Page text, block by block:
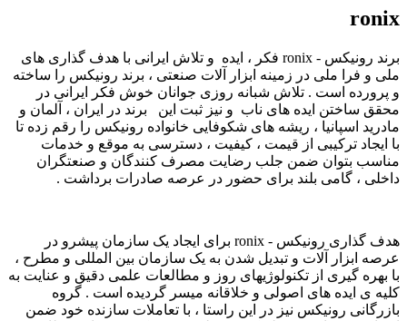
ronix
برند رونیکس - ronix فکر ، ایده و تلاش ایرانی با هدف گذاری های
ملی و فرا ملی در زمینه ابزار آلات صنعتی ، برند رونیکس را ساخته
و پرورده است . تلاش شبانه روزی جوانان خوش فکر ایرانی در
محقق ساختن ایده های ناب و نیز ثبت این برند در ایران ، آلمان و
مادرید اسپانیا ، ریشه های شکوفایی خانواده رونیکس را رقم زده تا
با ایجاد ترکیبی از قیمت ، کیفیت ، دسترسی به موقع و خدمات
مناسب بتوان ضمن جلب رضایت مصرف کنندگان و صنعتگران
داخلی ، گامی بلند برای حضور در عرصه صادرات برداشت .
هدف گذاری رونیکس - ronix برای ایجاد یک سازمان پیشرو در
عرصه ابزار آلات و تبدیل شدن به یک سازمان بین المللی و مطرح ،
با بهره گیری از تکنولوژیهای روز و مطالعات علمی دقیق و عنایت به
کلیه ی ایده های اصولی و خلاقانه میسر گردیده است . گروه
بازرگانی رونیکس نیز در این راستا ، با تعاملات سازنده خود ضمن